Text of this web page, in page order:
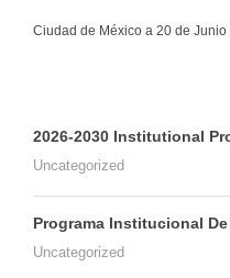
Ciudad de México a 20 de Junio
2026-2030 Institutional
Uncategorized
Programa Institucional
Uncategorized